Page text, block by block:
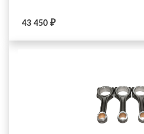
43 450 ₽